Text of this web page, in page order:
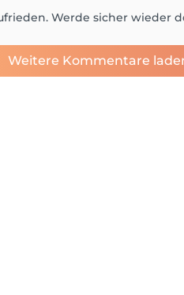
Werde sicher wieder
Weitere Kommentare